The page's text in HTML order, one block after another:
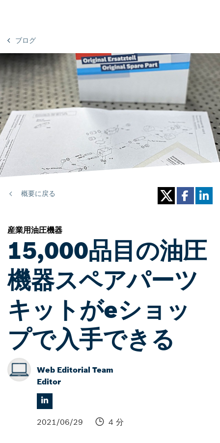
ブログ
概要に戻る
産業用油圧機器
15,000品目の油圧
機器スペアパーツ
キットがeショッ
プで入手できる
Web Editorial Team
Editor
2021/06/29 4 分